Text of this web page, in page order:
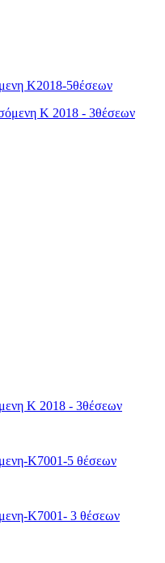
Κ2018-5θέσεων
Κ 2018 - 3θέσεων
Κ7001-5 θέσεων
Κ7001- 3 θέσεων